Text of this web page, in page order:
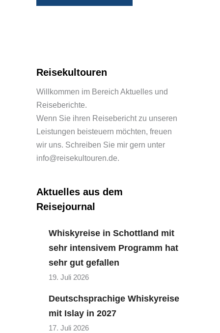
Reisekultouren
Willkommen im Bereich Aktuelles und
Reiseberichte.
Wenn Sie ihren Reisebericht zu unseren
Leistungen beisteuern möchten, freuen
wir uns. Schreiben Sie mir gern unter
info@reisekultouren.de.
Aktuelles aus dem
Reisejournal
Whiskyreise in Schottland mit
sehr intensivem Programm hat
sehr gut gefallen
19. Juli 2026
Deutschsprachige Whiskyreise
mit Islay in 2027
17. Juli 2026